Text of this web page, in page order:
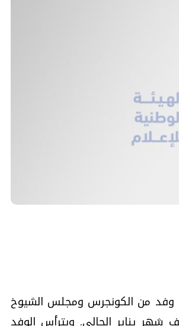
وفد من الكونجرس ومجلس الشيوخ
شهر يناير الحالي. ويترأس الوفد